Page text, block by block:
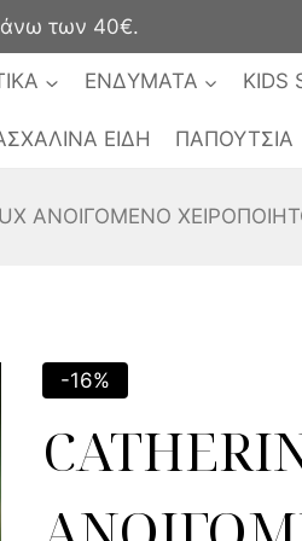
των 40€.
ΕΝΔΥΜΑΤΑ KIDS
ΕΙΔΗ ΠΑΠΟΥΤΣΙΑ
ANOΙΓΟΜΕΝΟ
-16%